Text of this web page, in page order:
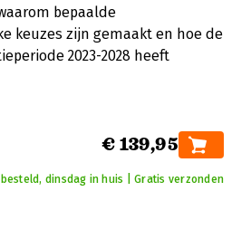
bepaalde
keuzes zijn gemaakt en hoe de
2023-2028 heeft
€ 139,95
dinsdag in huis | Gratis verzonden